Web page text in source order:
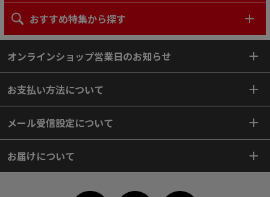
おすすめ特集から探す
オンラインショップ営業日のお知らせ
お支払い方法について
メール受信設定について
お届けについて